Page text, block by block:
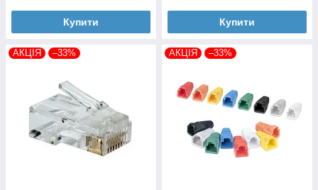
Купити Купити
АКЦІЯ –33% АКЦІЯ –33%